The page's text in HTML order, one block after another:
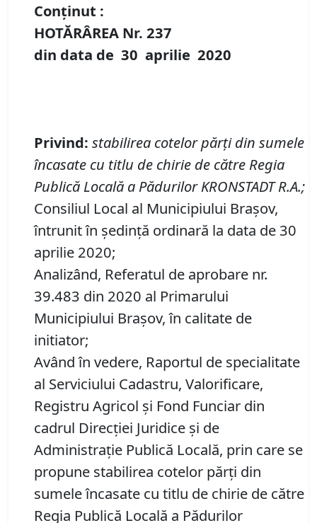
Conținut :
HOTĂRÂREA Nr. 237
din data de 30 aprilie 2020
Privind: stabilirea cotelor părți din sumele
încasate cu titlu de chirie de către Regia
Publică Locală a Pădurilor KRONSTADT R.A.;
Consiliul Local al Municipiului Brașov,
întrunit în ședință ordinară la data de 30
aprilie 2020;
Analizând, Referatul de aprobare nr.
39.483 din 2020 al Primarului
Municipiului Brașov, în calitate de
initiator;
Având în vedere, Raportul de specialitate
al Serviciului Cadastru, Valorificare,
Registru Agricol şi Fond Funciar din
cadrul Direcţiei Juridice şi de
Administraţie Publică Locală, prin care se
propune stabilirea cotelor părți din
sumele încasate cu titlu de chirie de către
Regia Publică Locală a Pădurilor